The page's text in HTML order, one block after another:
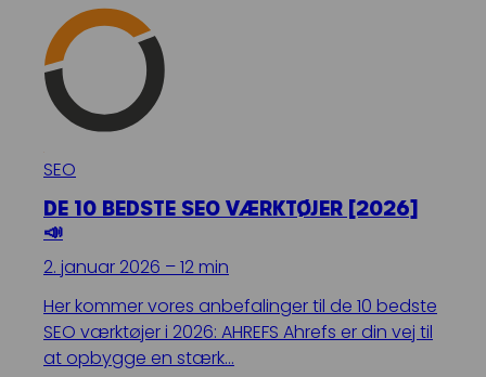
SEO
DE 10 BEDSTE SEO VÆRKTØJER [2026]
📣
2. januar 2026 – 12 min
Her kommer vores anbefalinger til de 10 bedste
SEO værktøjer i 2026: AHREFS Ahrefs er din vej til
at opbygge en stærk…